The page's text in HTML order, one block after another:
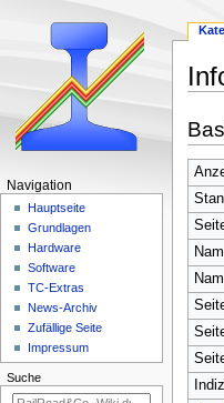
N
i
o
Navigation
Hauptseite
Grundlagen
Hardware
Software
TC-Extras
News-Archiv
Zufällige Seite
Impressum
Suche